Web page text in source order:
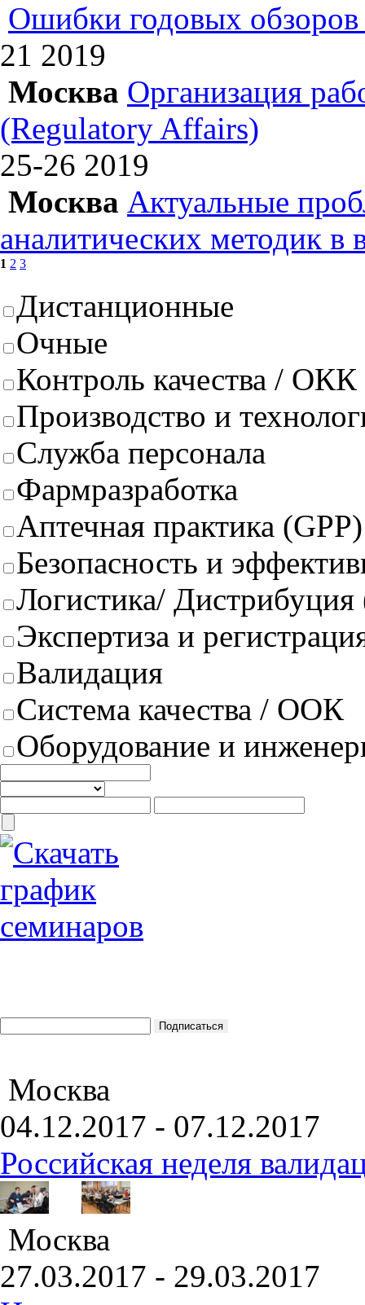
Ошибки годовых обзоров
21 2019
Москва Организация
(Regulatory Affairs)
25-26 2019
Москва Актуальные
аналитических методик в
1 2 3
Дистанционные
Очные
Контроль качества / ОКК
Производство и
Служба персонала
Фармразработка
Аптечная практика (GPP)
Безопасность и
Логистика/
Экспертиза и
Валидация
Система качества / ООК
Оборудование и
Москва
04.12.2017 - 07.12.2017
Российская неделя
Москва
27.03.2017 - 29.03.2017